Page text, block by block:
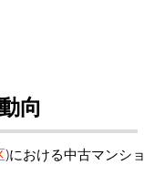
向
)における中古マンシ